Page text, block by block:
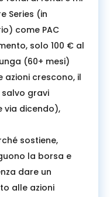
Series (in
come PAC
solo 100 € al
(60+ mesi)
azioni crescono, il
gravi
via dicendo),
sostiene,
la borsa e
dare un
alle azioni